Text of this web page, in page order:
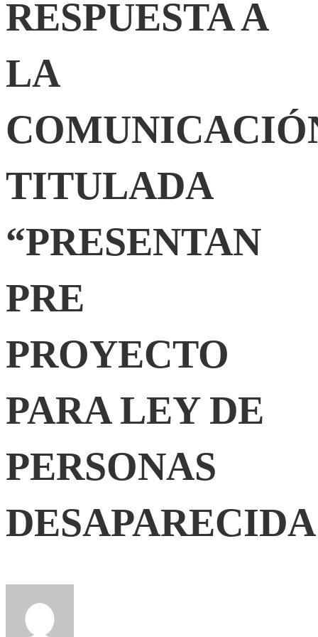
LA
COMUNICACIÓN
TITULADA
“PRESENTAN
PRE
PROYECTO
PARA
LEY
DE
PERSONAS
DESAPARECIDAS”
RESPUESTA A
LA
TITULADA
“PRESENTAN
PRE
PROYECTO
PARA LEY DE
PERSONAS